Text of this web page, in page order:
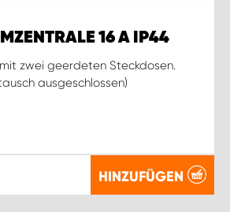
16 A IP44
zwei geerdeten Steckdosen.
ausgeschlossen)
HINZUFÜGEN